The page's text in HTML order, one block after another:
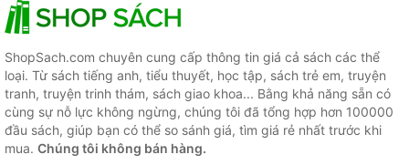
ShopSach.com chuyên cung cấp thông tin giá cả sách các thể
loại. Từ sách tiếng anh, tiểu thuyết, học tập, sách trẻ em, truyện
tranh, truyện trinh thám, sách giao khoa... Bằng khả năng sẵn có
cùng sự nỗ lực không ngừng, chúng tôi đã tổng hợp hơn 100000
đầu sách, giúp bạn có thể so sánh giá, tìm giá rẻ nhất trước khi
mua. Chúng tôi không bán hàng.